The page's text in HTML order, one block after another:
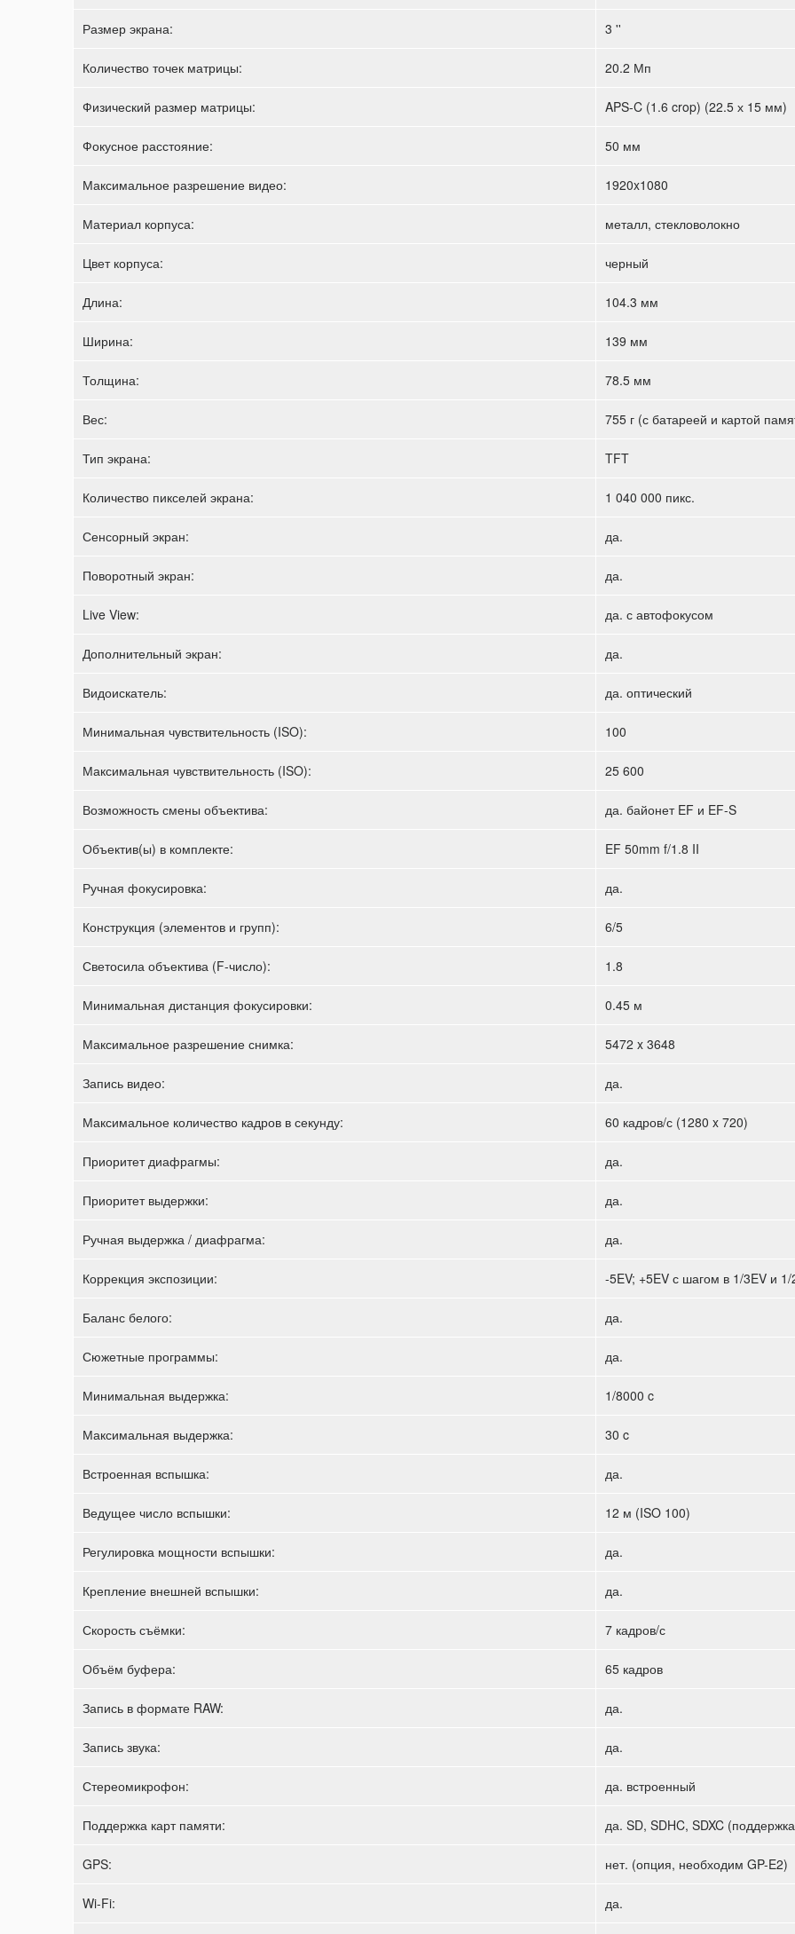
Размер экрана: 3 ''
Количество точек матрицы: 20.2 Мп
Физический размер матрицы: APS-C (1.6 crop) (22.5 х 15 мм)
Фокусное расстояние: 50 мм
Максимальное разрешение видео: 1920x1080
Материал корпуса: металл, стекловолокно
Цвет корпуса: черный
Длина: 104.3 мм
Ширина: 139 мм
Толщина: 78.5 мм
Вес: 755 г (с батареей и картой
Тип экрана: TFT
Количество пикселей экрана: 1 040 000 пикс.
Сенсорный экран: да.
Поворотный экран: да.
Live View: да. с автофокусом
Дополнительный экран: да.
Видоискатель: да. оптический
Минимальная чувствительность (ISO): 100
Максимальная чувствительность (ISO): 25 600
Возможность смены объектива: да. байонет EF и EF-S
Объектив(ы) в комплекте: EF 50mm f/1.8 II
Ручная фокусировка: да.
Конструкция (элементов и групп): 6/5
Светосила объектива (F-число): 1.8
Минимальная дистанция фокусировки: 0.45 м
Максимальное разрешение снимка: 5472 x 3648
Запись видео: да.
Максимальное количество кадров в секунду: 60 кадров/с (1280 x 720)
Приоритет диафрагмы: да.
Приоритет выдержки: да.
Ручная выдержка / диафрагма: да.
Коррекция экспозиции: -5EV; +5EV с шагом в 1/3EV и 1/
Баланс белого: да.
Сюжетные программы: да.
Минимальная выдержка: 1/8000 c
Максимальная выдержка: 30 c
Встроенная вспышка: да.
Ведущее число вспышки: 12 м (ISO 100)
Регулировка мощности вспышки: да.
Крепление внешней вспышки: да.
Скорость съёмки: 7 кадров/с
Объём буфера: 65 кадров
Запись в формате RAW: да.
Запись звука: да.
Стереомикрофон: да. встроенный
Поддержка карт памяти: да. SD, SDHC, SDXC
GPS: нет. (опция, необходим GP-E2)
Wi-Fi: да.